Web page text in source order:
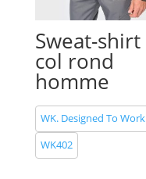
Sweat-shirt
col rond
homme
WK. Designed To Work
WK402